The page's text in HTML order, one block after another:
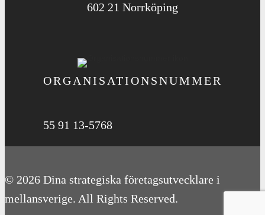
602 21 Norrköping
ORGANISATIONS­NUMMER
55 91 13-5768
© 2026 Dina strategiska företagsutvecklare i
mellansverige. All Rights Reserved.